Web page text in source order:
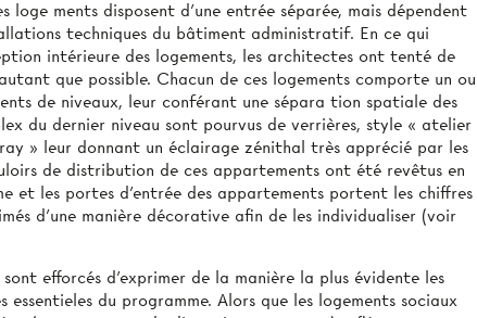
loge­ ments disposent d'une entrée séparée, mais dépendent
techniques du bâtiment administratif. En ce qui
intérieure des logements, les architectes ont tenté de
que possible. Chacun de ces logements comporte un ou
de niveaux, leur conférant une sépara­ tion spatiale des
du dernier niveau sont pourvus de verrières, style « atelier
» leur donnant un éclairage zénithal très apprécié par les
de distribution de ces appartements ont été revêtus en
et les portes d’entrée des appartements portent les chiffres
d’une manière décorative afin de les individualiser (voir
efforcés d’exprimer de la manière la plus évidente les
essentieles du programme. Alors que les logements sociaux